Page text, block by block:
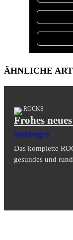
ÄHNLICHE
ROCKS
Frohes
Meldungen
Das komplette
gesundes und